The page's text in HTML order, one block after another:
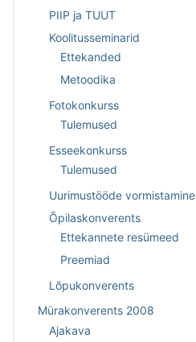
PIIP ja TUUT
Koolitusseminarid
Ettekanded
Metoodika
Fotokonkurss
Tulemused
Esseekonkurss
Tulemused
Uurimustööde vormistamine
Õpilaskonverents
Ettekannete resümeed
Preemiad
Lõpukonverents
Mürakonverents 2008
Ajakava